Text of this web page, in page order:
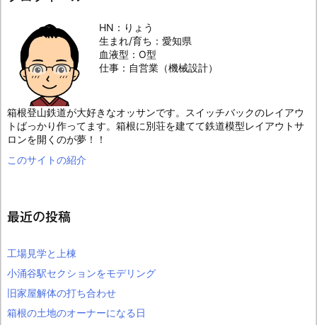
HN：りょう
生まれ/育ち：愛知県
血液型：O型
仕事：自営業（機械設計）
箱根登山鉄道が大好きなオッサンです。スイッチバックのレイアウ
トばっかり作ってます。箱根に別荘を建てて鉄道模型レイアウトサ
ロンを開くのが夢！！
このサイトの紹介
最近の投稿
工場見学と上棟
小涌谷駅セクションをモデリング
旧家屋解体の打ち合わせ
箱根の土地のオーナーになる日